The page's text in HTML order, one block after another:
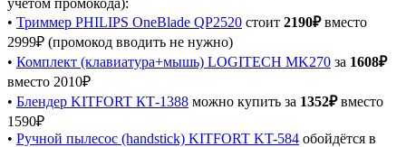
• Триммер PHILIPS OneBlade QP2520 стоит 2190₽вместо
2999₽ (промокод вводить не нужно)
• Комплект (клавиатура+мышь) LOGITECH MK270 за 1608₽
вместо 2010₽
• Блендер KITFORT КТ-1388 можно купить за 1352₽вместо
1590₽
• Ручной пылесос (handstick) KITFORT KT-584 обойдётся в